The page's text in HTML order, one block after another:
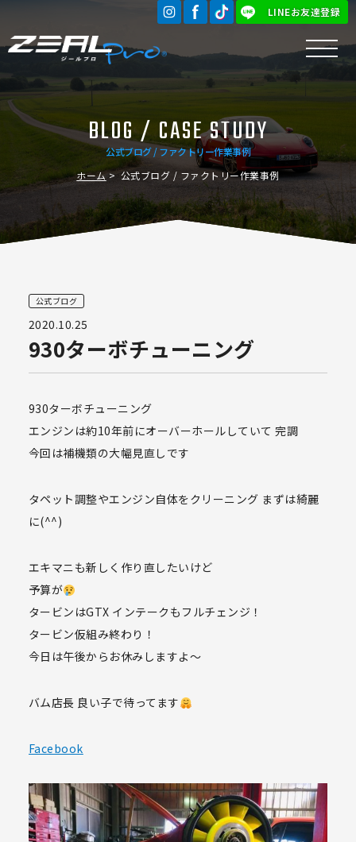
LINEお友達登録
公式ブログ / ファクトリー作業事例
BLOG / CASE STUDY
ホーム 公式ブログ / ファクトリー作業事例
公式ブログ
2020.10.25
930ターボチューニング
930ターボチューニング
エンジンは約10年前にオーバーホールしていて 完調
今回は補機類の大幅見直しです
タペット調整やエンジン自体をクリーニング まずは綺麗
に(^^)
エキマニも新しく作り直したいけど
予算が
タービンはGTX インテークもフルチェンジ！
タービン仮組み終わり！
今日は午後からお休みしますよ〜
バム店長 良い子で待ってます
Facebook